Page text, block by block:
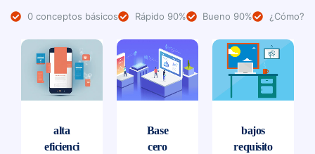
0 conceptos básicos Rápido 90% Bueno 90% ¿Cómo?
alta
eficienci
Base
cero
bajos
requisito